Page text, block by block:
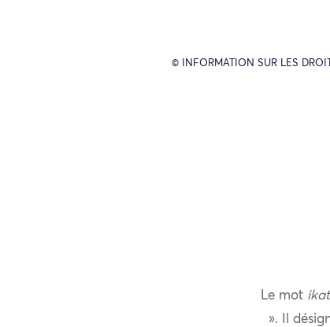
© INFORMATION SUR LES
Le mot ikat
». Il